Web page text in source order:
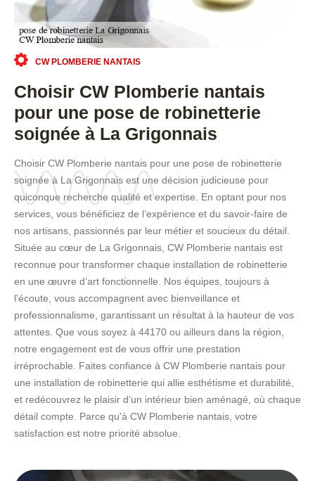
CW PLOMBERIE NANTAIS
Choisir CW Plomberie nantais
pour une pose de robinetterie
soignée à La Grigonnais
Choisir CW Plomberie nantais pour une pose de robinetterie
soignée à La Grigonnais est une décision judicieuse pour
quiconque recherche qualité et expertise. En optant pour nos
services, vous bénéficiez de l’expérience et du savoir-faire de
nos artisans, passionnés par leur métier et soucieux du détail.
Située au cœur de La Grigonnais, CW Plomberie nantais est
reconnue pour transformer chaque installation de robinetterie
en une œuvre d’art fonctionnelle. Nos équipes, toujours à
l'écoute, vous accompagnent avec bienveillance et
professionnalisme, garantissant un résultat à la hauteur de vos
attentes. Que vous soyez à 44170 ou ailleurs dans la région,
notre engagement est de vous offrir une prestation
irréprochable. Faites confiance à CW Plomberie nantais pour
une installation de robinetterie qui allie esthétisme et durabilité,
et redécouvrez le plaisir d’un intérieur bien aménagé, où chaque
détail compte. Parce qu'à CW Plomberie nantais, votre
satisfaction est notre priorité absolue.